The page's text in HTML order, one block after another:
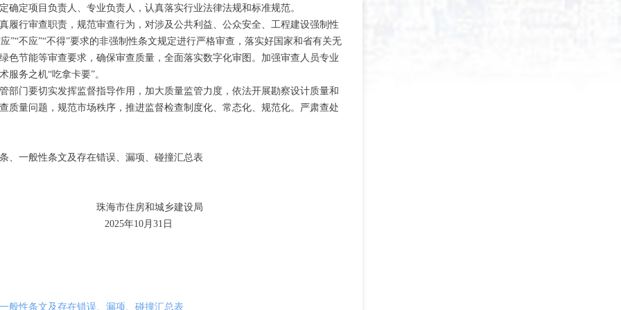
定项目负责人、专业负责人，认真落实行业法律法规和标准规范。
履行审查职责，规范审查行为，对涉及公共利益、公众安全、工程建设强制性
”“不应”“不得”要求的非强制性条文规定进行严格审查，落实好国家和省有关无
色节能等审查要求，确保审查质量，全面落实数字化审图。加强审查人员专业
务之机“吃拿卡要”。
部门要切实发挥监督指导作用，加大质量监管力度，依法开展勘察设计质量和
质量问题，规范市场秩序，推进监督检查制度化、常态化、规范化。严肃查处
一般性条文及存在错误、漏项、碰撞汇总表
乡建设局
31日
般性条文及存在错误、漏项、碰撞汇总表